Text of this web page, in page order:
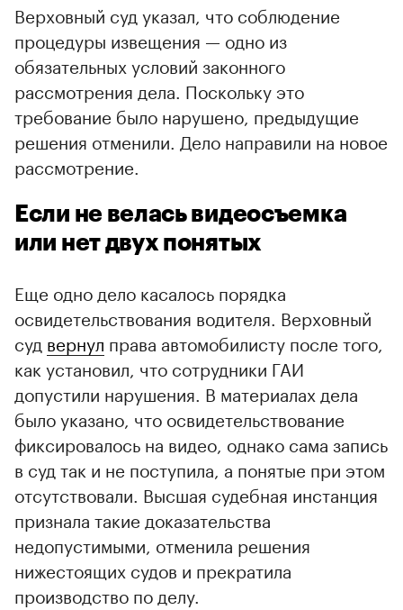
Верховный суд указал, что соблюдение
процедуры извещения — одно из
обязательных условий законного
рассмотрения дела. Поскольку это
требование было нарушено, предыдущие
решения отменили. Дело направили на новое
рассмотрение.
Если не велась видеосъемка
или нет двух понятых
Еще одно дело касалось порядка
освидетельствования водителя. Верховный
суд вернул права автомобилисту после того,
как установил, что сотрудники ГАИ
допустили нарушения. В материалах дела
было указано, что освидетельствование
фиксировалось на видео, однако сама запись
в суд так и не поступила, а понятые при этом
отсутствовали. Высшая судебная инстанция
признала такие доказательства
недопустимыми, отменила решения
нижестоящих судов и прекратила
производство по делу.